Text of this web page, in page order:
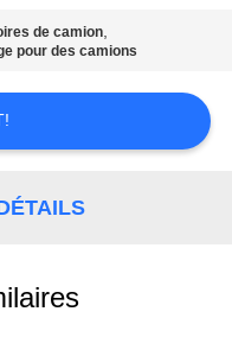
de camion,
pour des camions